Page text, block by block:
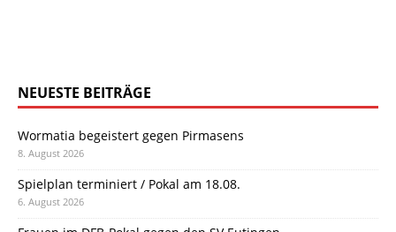
NEUESTE BEITRÄGE
Wormatia begeistert gegen Pirmasens
8. August 2026
Spielplan terminiert / Pokal am 18.08.
6. August 2026